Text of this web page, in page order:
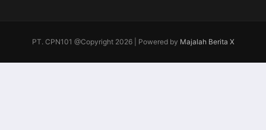
PT. CPN101 @Copyright 2026 | Powered by Majalah Berita X